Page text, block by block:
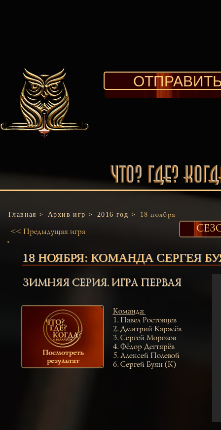
Главная > Архив игр > 2016 год > 18 ноября
<< Предыдущая игра
18 НОЯБРЯ: КОМАНДА СЕРГЕЯ
ЗИМНЯЯ СЕРИЯ. ИГРА ПЕРВАЯ
Команда:
1. Павел Ростовцев
2. Дмитрий Карасёв
3. Сергей Морозов
4. Фёдор Дегтярёв
5. Алексей Полевой
6. Сергей Буян (К)